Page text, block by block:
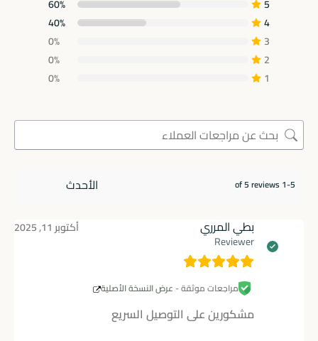
5
60%
4
40%
3
0%
2
0%
1
0%
1-5 of 5 reviews
بطي المرري
Reviewer
أكتوبر 11, 2025
مراجعات موثقة -عرض النسخة الأصلية
مشكورين على التوصيل السريع